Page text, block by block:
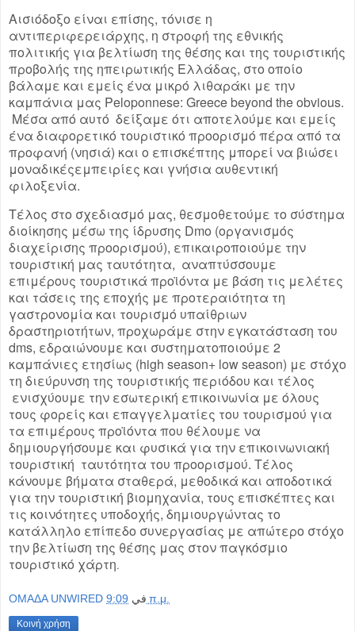
Αισιόδοξο είναι επίσης, τόνισε η
αντιπεριφερειάρχης, η στροφή της εθνικής
πολιτικής για βελτίωση της θέσης και της τουριστικής
προβολής της ηπειρωτικής Ελλάδας, στο οποίο
βάλαμε και εμείς ένα μικρό λιθαράκι με την
καμπάνια μας Peloponnese: Greece beyond the obvious.
Μέσα από αυτό δείξαμε ότι αποτελούμε και εμείς
ένα διαφορετικό τουριστικό προορισμό πέρα από τα
προφανή (νησιά) και ο επισκέπτης μπορεί να βιώσει
μοναδικέςεμπειρίες και γνήσια αυθεντική
φιλοξενία.
Τέλος στο σχεδιασμό μας, θεσμοθετούμε το σύστημα
διοίκησης μέσω της ίδρυσης Dmo (οργανισμός
διαχείρισης προορισμού), επικαιροποιούμε την
τουριστική μας ταυτότητα, αναπτύσσουμε
επιμέρους τουριστικά προϊόντα με βάση τις μελέτες
και τάσεις της εποχής με προτεραιότητα τη
γαστρονομία και τουρισμό υπαίθριων
δραστηριοτήτων, προχωράμε στην εγκατάσταση του
dms, εδραιώνουμε και συστηματοποιούμε 2
καμπάνιες ετησίως (high season+ low season) με στόχο
τη διεύρυνση της τουριστικής περιόδου και τέλος
ενισχύουμε την εσωτερική επικοινωνία με όλους
τους φορείς και επαγγελματίες του τουρισμού για
τα επιμέρους προϊόντα που θέλουμε να
δημιουργήσουμε και φυσικά για την επικοινωνιακή
τουριστική ταυτότητα του προορισμού. Τέλος
κάνουμε βήματα σταθερά, μεθοδικά και αποδοτικά
για την τουριστική βιομηχανία, τους επισκέπτες και
τις κοινότητες υποδοχής, δημιουργώντας το
κατάλληλο επίπεδο συνεργασίας με απώτερο στόχο
την βελτίωση της θέσης μας στον παγκόσμιο
τουριστικό χάρτη.
OMAΔΑ UNWIRED في 9:09 π.μ.
Κοινή χρήση